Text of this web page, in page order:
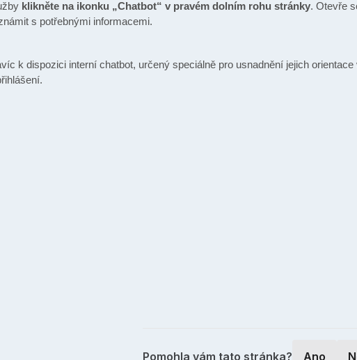
klikněte na ikonku „Chatbot“ v pravém dolním rohu stránky. Otevře
s potřebnými informacemi.
k dispozici interní chatbot, určený speciálně pro usnadnění jejich
Pomohla vám tato stránka? Ano